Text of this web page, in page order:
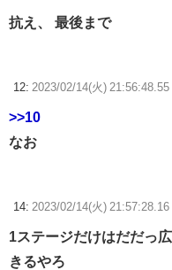
抗え、 最後まで
12: 2023/02/14(火)
>>10
なお
14: 2023/02/14(火)
1ステージだけはだだっ
きるやろ